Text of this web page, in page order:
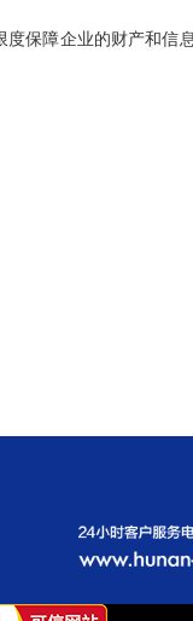
保障企业的财产和信